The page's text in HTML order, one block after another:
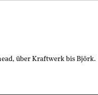
über Kraftwerk bis Björk.